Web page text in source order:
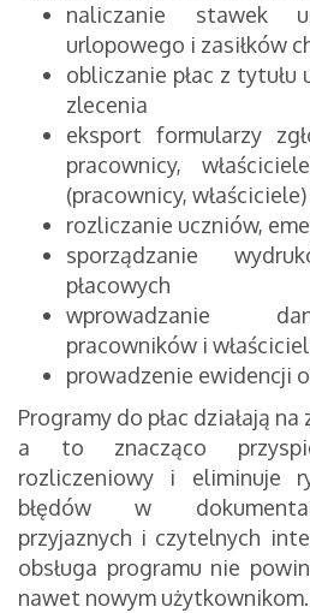
naliczanie stawek
urlopowego i zasiłków
obliczanie płac z
zlecenia
eksport formularzy
pracownicy,
(pracownicy,
rozliczanie uczniów,
sporządzanie
płacowych
wprowadzanie
pracowników i
prowadzenie ewidencji
Programy do płac działają
a to znacząco
rozliczeniowy i eliminuje
błędów w
przyjaznych i czytelnych
obsługa programu nie
nawet nowym